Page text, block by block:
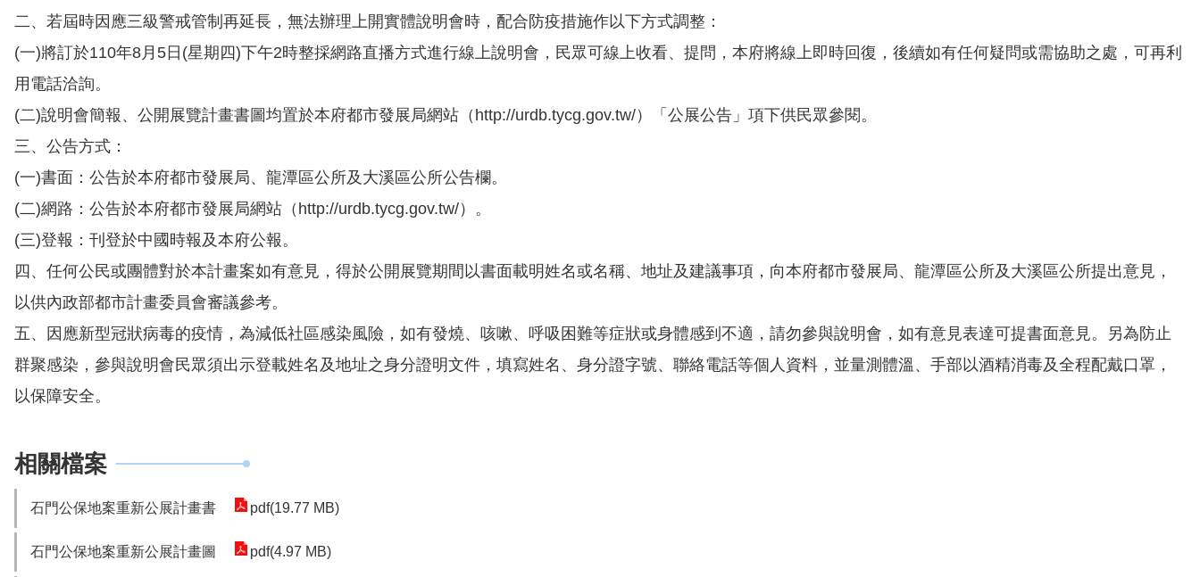
二、若屆時因應三級警戒管制再延長，無法辦理上開實體說明會時，配合防疫措施作以下方式調整：
(一)將訂於​110年8月5日(星期四)下午2時整採網路直播方式進行線上說明會，民眾可線上收看、提問，本府將線上即時回復，後續如有任何疑問或需協助之處，可再利
用電話洽詢。
(二)說明會簡報、公開展覽計畫書圖均置於本府都市發展局網站（ http://urdb.tycg.gov.tw/）「公展公告」項下供民眾參閱。
三、公告方式：
(一)書面：公告於本府都市發展局、龍潭區公所及大溪區公所公告欄。
(二)網路：公告於本府都市發展局網站（ http://urdb.tycg.gov.tw/）。
(三)登報：刊登於中國時報及本府公報。
四、任何公民或團體對於本計畫案如有意見，得於公開展覽期間以書面載明姓名或名稱、地址及建議事項，向本府都市發展局、龍潭區公所及大溪區公所提出意見，
以供內政部都市計畫委員會審議參考。
五、因應新型冠狀病毒的疫情，為減低社區感染風險，如有發燒、咳嗽、呼吸困難等症狀或身體感到不適，請勿參與說明會，如有意見表達可提書面意見。另為防止
群聚感染，參與說明會民眾須出示登載姓名及地址之身分證明文件，填寫姓名、身分證字號、聯絡電話等個人資料，並量測體溫、手部以酒精消毒及全程配戴口罩，
以保障安全。
相關檔案
石門公保地案重新公展計畫書 pdf(19.77 MB)
石門公保地案重新公展計畫圖 pdf(4.97 MB)